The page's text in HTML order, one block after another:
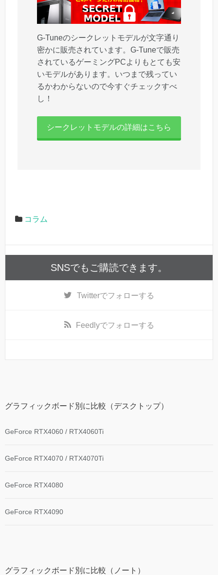
G-Tuneのシークレットモデルが文字通り
密かに販売されています。G-Tuneで販売
されているゲーミングPCよりもとても安
いモデルがあります。いつまで残ってい
るかわからないので今すぐチェックすべ
し！
シークレットモデルの詳細はこちら
コラム
SNSでもご購読できます。
Twitterでフォローする
Feedlyでフォローする
グラフィックボード別に比較（デスクトップ）
GeForce RTX4060 / RTX4060Ti
GeForce RTX4070 / RTX4070Ti
GeForce RTX4080
GeForce RTX4090
グラフィックボード別に比較（ノート）